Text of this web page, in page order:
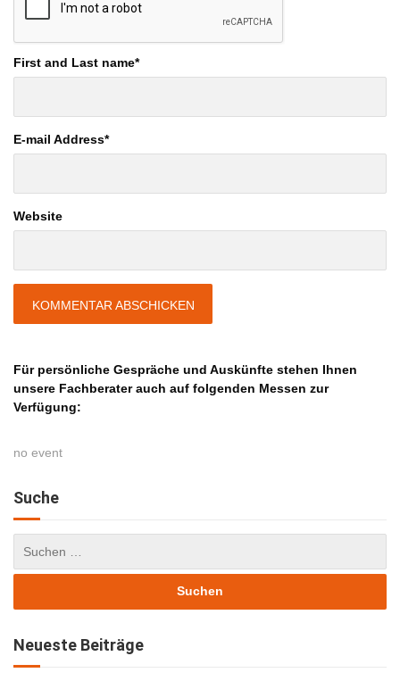
First and Last name*
E-mail Address*
Website
Für persönliche Gespräche und Auskünfte stehen Ihnen
unsere Fachberater auch auf folgenden Messen zur
Verfügung:
no event
Suche
Neueste Beiträge